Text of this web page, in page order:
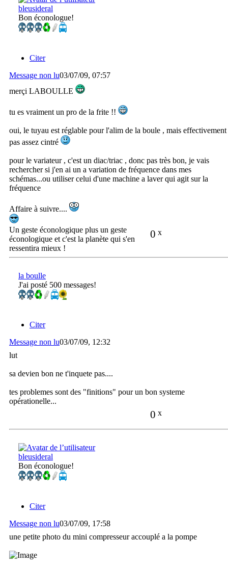
bleusideral
Bon éconologue!
Citer
Message non lu03/07/09, 07:57
merçi LABOULLE
tu es vraiment un pro de la frite !!
oui, le tuyau est réglable pour l'alim de la boule , mais effectivement
pas assez cintré
pour le variateur , c'est un diac/triac , donc pas très bon, je vais
rechercher si j'en ai un a variation de fréquence dans mes
schémas...ou utiliser celui d'une machine a laver qui agit sur la
fréquence
Affaire à suivre....
0 x
Un geste éconologique plus un geste
éconologique et c'est la planète qui s'en
ressentira mieux !
la boulle
J'ai posté 500 messages!
Citer
Message non lu03/07/09, 12:32
lut
sa devien bon ne t'inquete pas....
tes problemes sont des "finitions" pour un bon systeme
opérationelle...
0 x
bleusideral
Bon éconologue!
Citer
Message non lu03/07/09, 17:58
une petite photo du mini compresseur accouplé a la pompe